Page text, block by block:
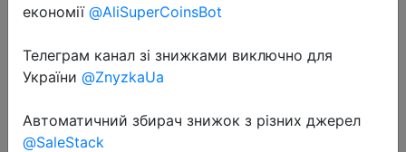
Open-Ear Headphones Earphones,
Ear-hook TWS True-Wireless
Spatial Audio, 30H play
економії @AliSuperCoinsBot
Телеграм канал зі знижками виключно для
України @ZnyzkaUa
Автоматичний збирач знижок з різних джерел
@SaleStack